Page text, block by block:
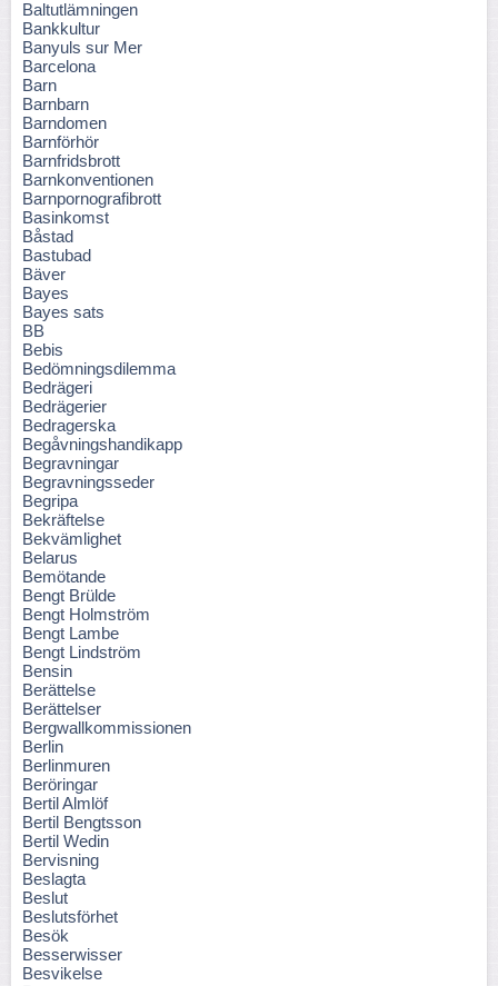
Baltutlämningen
Bankkultur
Banyuls sur Mer
Barcelona
Barn
Barnbarn
Barndomen
Barnförhör
Barnfridsbrott
Barnkonventionen
Barnpornografibrott
Basinkomst
Båstad
Bastubad
Bäver
Bayes
Bayes sats
BB
Bebis
Bedömningsdilemma
Bedrägeri
Bedrägerier
Bedragerska
Begåvningshandikapp
Begravningar
Begravningsseder
Begripa
Bekräftelse
Bekvämlighet
Belarus
Bemötande
Bengt Brülde
Bengt Holmström
Bengt Lambe
Bengt Lindström
Bensin
Berättelse
Berättelser
Bergwallkommissionen
Berlin
Berlinmuren
Beröringar
Bertil Almlöf
Bertil Bengtsson
Bertil Wedin
Bervisning
Beslagta
Beslut
Beslutsförhet
Besök
Besserwisser
Besvikelse